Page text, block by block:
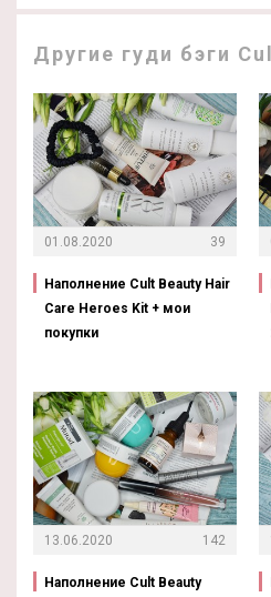
Другие гуди бэги
01.08.2020 39
Наполнение Cult Beauty Hair
Care Heroes Kit + мои
покупки
13.06.2020 142
Наполнение Cult Beauty